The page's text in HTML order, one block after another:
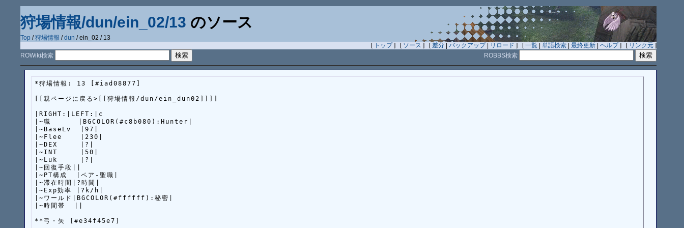
狩場情報/dun/ein_02/13 のソース
Top /狩場情報 /dun / ein_02 / 13
[ トップ] [ ソース ] [ 差分 |バックアップ| リロード ] [一覧 |単語検索 |最終更新 |ヘルプ] [ リンク元 ]
ROWiki検索
ROBBS検索
*狩場情報: 13 [#iad08877]
[[親ページに戻る>[[狩場情報/dun/ein_dun02]]]]
|RIGHT:|LEFT:|c
|~職      |BGCOLOR(#c8b080):Hunter|
|~BaseLv  |97|
|~Flee    |230|
|~DEX     |?|
|~INT     |50|
|~Luk     |?|
|~回復手段||
|~PT構成  |ペア-聖職|
|~滞在時間|?時間|
|~Exp効率 |?k/h|
|~ワールド|BGCOLOR(#ffffff):秘密|
|~時間帯  ||
**弓・矢 [#e34f45e7]